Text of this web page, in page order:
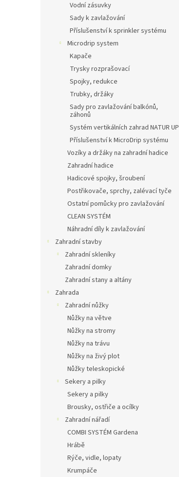
Vodní zásuvky
Sady k zavlažování
Příslušenství k sprinkler systému
Microdrip system
Kapače
Trysky rozprašovací
Spojky, redukce
Trubky, držáky
Sady pro zavlažování balkónů,
záhonů
Systém vertikálních zahrad NATUR UP
Příslušenství k MicroDrip systému
Vozíky a držáky na zahradní hadice
Zahradní hadice
Hadicové spojky, šroubení
Postřikovače, sprchy, zalévací tyče
Ostatní pomůcky pro zavlažování
CLEAN SYSTÉM
Náhradní díly k zavlažování
Zahradní stavby
Zahradní skleníky
Zahradní domky
Zahradní stany a altány
Zahrada
Zahradní nůžky
Nůžky na větve
Nůžky na stromy
Nůžky na trávu
Nůžky na živý plot
Nůžky teleskopické
Sekery a pilky
Sekery a pilky
Brousky, ostřiče a ocílky
Zahradní nářadí
COMBI SYSTÉM Gardena
Hrábě
Rýče, vidle, lopaty
Krumpáče